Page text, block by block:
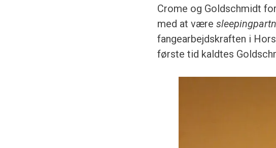
Crome og Goldschmidt
med at være
fangearbejdskraften i
første tid kaldtes